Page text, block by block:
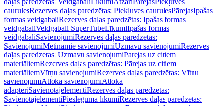
daļas paredzētas: Veidgabali LīkumiAtzari PārejasPiekļuves
caurulesRezerves daļas paredzētas: Piekļuves caurulesPārejasĪpašas
formas veidgabaliRezerves daļas paredzētas: Īpašas formas
veidgabaliVeidgabali SuperTubeLīkumiĪpašas formas
veidgabaliSavienojumiRezerves daļas paredzētas:
SavienojumiMetināmie savienojumiUzmavu savienojumiRezerves
daļas paredzētas: Uzmavu savienojumiPārejas uz citiem
materiāliemRezerves daļas paredzētas: Pārejas uz citiem
materiāliemVītņu savienojumiRezerves daļas paredzētas: Vītņu
savienojumiAtloka savienojumiAtloka
adapteriSavienotājelementiRezerves daļas paredzētas:
SavienotājelementiPieslēguma līkumiRezerves daļas paredzētas: